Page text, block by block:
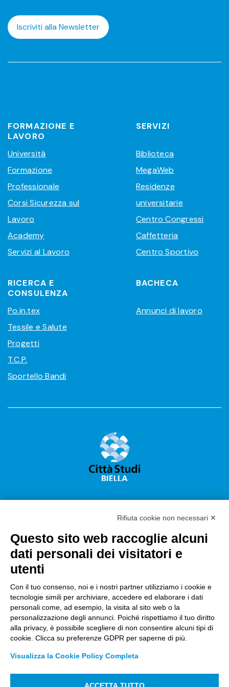
Iscriviti alla Newsletter
FORMAZIONE E
LAVORO
Università
Formazione
Professionale
Corsi Sicurezza sul
Lavoro
Academy
Servizi al Lavoro
SERVIZI
Biblioteca
MegaWeb
Residenze
universitarie
Centro Congressi
Caffetteria
Centro Sportivo
RICERCA E
CONSULENZA
Po.in.tex
Tessile e Salute
Progetti
T.C.P.
Sportello Bandi
BACHECA
Annunci di lavoro
Città Studi S.p.A.
Sede Legale Corso G. Pella, 2 – 13900 Biella Italy –
18.235.000,00
Registro Imprese Biella C. F. e numero 01491490023 –
R.E.A. CCIAA BI n. 142579 – Partita IVA 01491490023
PEC:amm.cittastudi@pec.ptbiellese.it–
megaweb@pec.ptbiellese.it
Rifiuta cookie non necessari ✕
Questo sito web raccoglie alcuni
dati personali dei visitatori e
utenti
Con il tuo consenso, noi e i nostri partner utilizziamo i cookie e
tecnologie simili per archiviare, accedere ed elaborare i dati
personali come, ad esempio, la visita al sito web o la
personalizzazione degli annunci. Poiché rispettiamo il tuo diritto
alla privacy, è possibile scegliere di non consentire alcuni tipi di
cookie. Clicca su preferenze GDPR per saperne di più.
Visualizza la Cookie Policy Completa
ACCETTA TUTTO